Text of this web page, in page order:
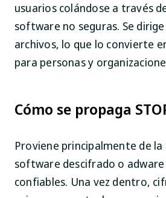
usuarios colándose a través
software no seguras. Se
archivos, lo que lo convierte
para personas y
Cómo se propaga
Proviene principalmente de la
software descifrado o
confiables. Una vez dentro,